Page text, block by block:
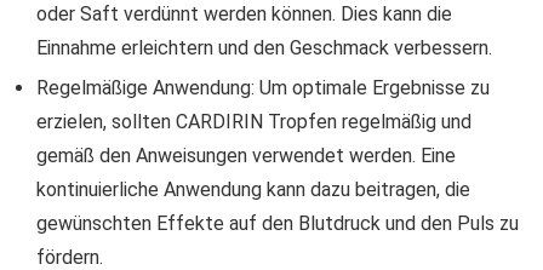
oder Saft verdünnt werden können. Dies kann die
Einnahme erleichtern und den Geschmack verbessern.
Regelmäßige Anwendung: Um optimale Ergebnisse zu
erzielen, sollten CARDIRIN Tropfen regelmäßig und
gemäß den Anweisungen verwendet werden. Eine
kontinuierliche Anwendung kann dazu beitragen, die
gewünschten Effekte auf den Blutdruck und den Puls zu
fördern.